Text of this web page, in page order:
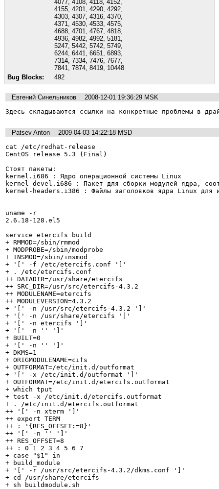
4077 4108 4118 4152
4155 4201 4290 4292
4303 4307 4316 4370
4371
4530 4533 4575
4688 4701 4767 4818
4936 4982 4992 5181
5247 5442 5742 5749
6244 6441 6651 6893
7314 7334 7476 7677
7841
7874 8419 10448
Bug Blocks:
492
Евгений Синельников
2008-12-01 19:36:29 MSK
Здесь складываются ссылки на конкретные проблемы в
Patsev Anton
2009-04-03 14:22:18 MSD
cat /etc/redhat-release
CentOS release 5.3 (Final)
Стоят пакеты:
kernel.i686 : Ядро операционной системы Linux
kernel-devel.i686 : Пакет для сборки модулей ядра,
kernel-headers.i386 : Файлы заголовков ядра Linux для
uname -r
2.6.18-128.el5
service etercifs build
+ RMMOD=/sbin/rmmod
+ MODPROBE=/sbin/modprobe
+ INSMOD=/sbin/insmod
+ '[' -f /etc/etercifs.conf ']'
+ . /etc/etercifs.conf
++ DATADIR=/usr/share/etercifs
++ SRC_DIR=/usr/src/etercifs-4.3.2
++ MODULENAME=etercifs
++ MODULEVERSION=4.3.2
+ '[' -n /usr/src/etercifs-4.3.2 ']'
+ '[' -n /usr/share/etercifs ']'
+ '[' -n etercifs ']'
+ '[' -n '' ']'
+ BUILT=0
+ '[' -n '' ']'
+ DKMS=1
+ ORIGMODULENAME=cifs
+ OUTFORMAT=/etc/init.d/outformat
+ '[' -x /etc/init.d/outformat ']'
+ OUTFORMAT=/etc/init.d/etercifs.outformat
+ which tput
+ test -x /etc/init.d/etercifs.outformat
+ . /etc/init.d/etercifs.outformat
++ '[' -n xterm ']'
++ export TERM
++ : '{RES_OFFSET:=8}'
++ '[' -n '' ']'
++ RES_OFFSET=8
++ : 0 1 2 3 4 5 6 7
+ case "$1" in
+ build_module
+ '[' -r /usr/src/etercifs-4.3.2/dkms.conf ']'
+ cd /usr/share/etercifs
+ sh buildmodule.sh